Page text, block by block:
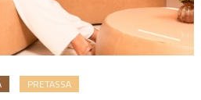
PRETASSA